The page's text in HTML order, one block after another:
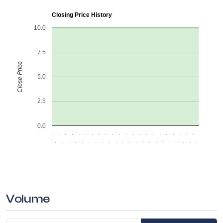
Closing Price History
.
.
.
.
.
.
.
.
.
.
.
.
.
.
.
.
.
.
.
.
.
.
.
.
.
.
.
.
.
.
.
.
.
.
.
.
.
.
.
.
.
.
.
.
0.0
2.5
5.0
7.5
10.0
Close Price
Volume